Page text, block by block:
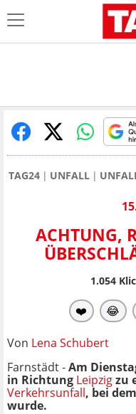
TAG24 UNFALL
ACHTUNG,
1.054
❤️ 😂
Von Lena Schubert
Farnstädt -Am
in Richtung Leipzigzu
Verkehrsunfall, bei
wurde.